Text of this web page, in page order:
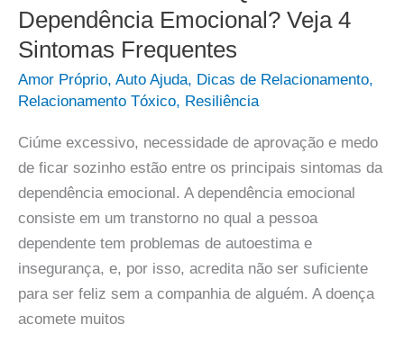
Dependência Emocional? Veja 4
Sintomas Frequentes
Amor Próprio, Auto Ajuda, Dicas de Relacionamento,
Relacionamento Tóxico, Resiliência
Ciúme excessivo, necessidade de aprovação e medo
de ficar sozinho estão entre os principais sintomas da
dependência emocional. A dependência emocional
consiste em um transtorno no qual a pessoa
dependente tem problemas de autoestima e
insegurança, e, por isso, acredita não ser suficiente
para ser feliz sem a companhia de alguém. A doença
acomete muitos